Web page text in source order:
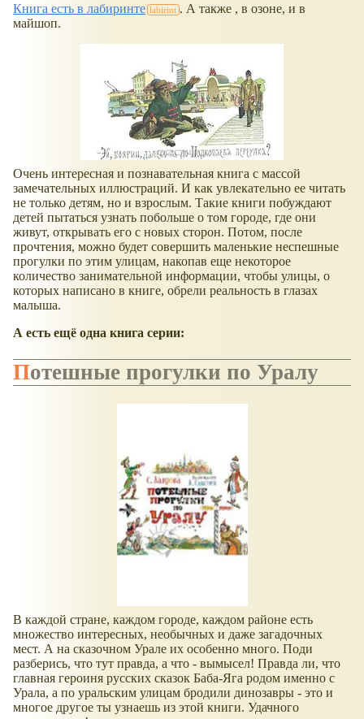
Книга есть в лабиринте
. А также , в озоне, и в
майшоп.
Очень интересная и познавательная книга с массой
замечательных иллюстраций. И как увлекательно ее читать
не только детям, но и взрослым. Такие книги побуждают
детей пытаться узнать побольше о том городе, где они
живут, открывать его с новых сторон. Потом, после
прочтения, можно будет совершить маленькие неспешные
прогулки по этим улицам, накопав еще некоторое
количество занимательной информации, чтобы улицы, о
которых написано в книге, обрели реальность в глазах
малыша.
А есть ещё одна книга серии:
Потешные прогулки по Уралу
В каждой стране, каждом городе, каждом районе есть
множество интересных, необычных и даже загадочных
мест. А на сказочном Урале их особенно много. Поди
разберись, что тут правда, а что - вымысел! Правда ли, что
главная героиня русских сказок Баба-Яга родом именно с
Урала, а по уральским улицам бродили динозавры - это и
многое другое ты узнаешь из этой книги. Удачного